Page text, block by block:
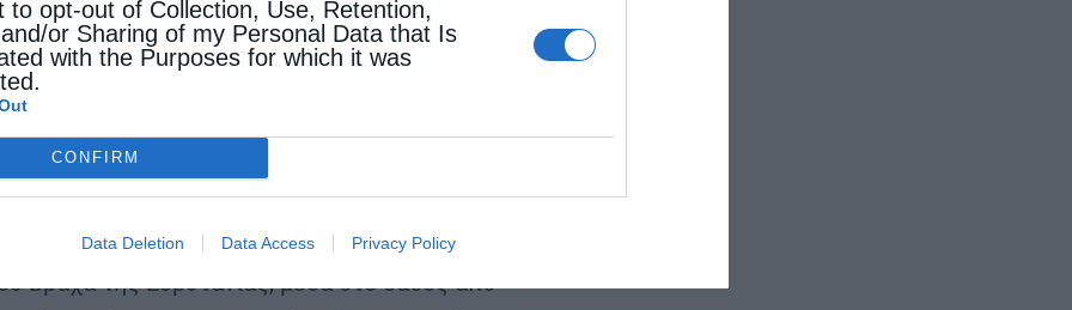
to opt-out of Collection, Use, Retention,
or Sharing of my Personal Data that Is
with the Purposes for which it was
CONFIRM
Data Deletion Data Access Privacy Policy
Τουρισμός
του Σωτήρα (Βράχας): Το «λημέρι» των
απομονωμένη, ορεινή περιοχή βόρεια του
Βράχα της Ευρυτανίας, μέσα στο δάσος από